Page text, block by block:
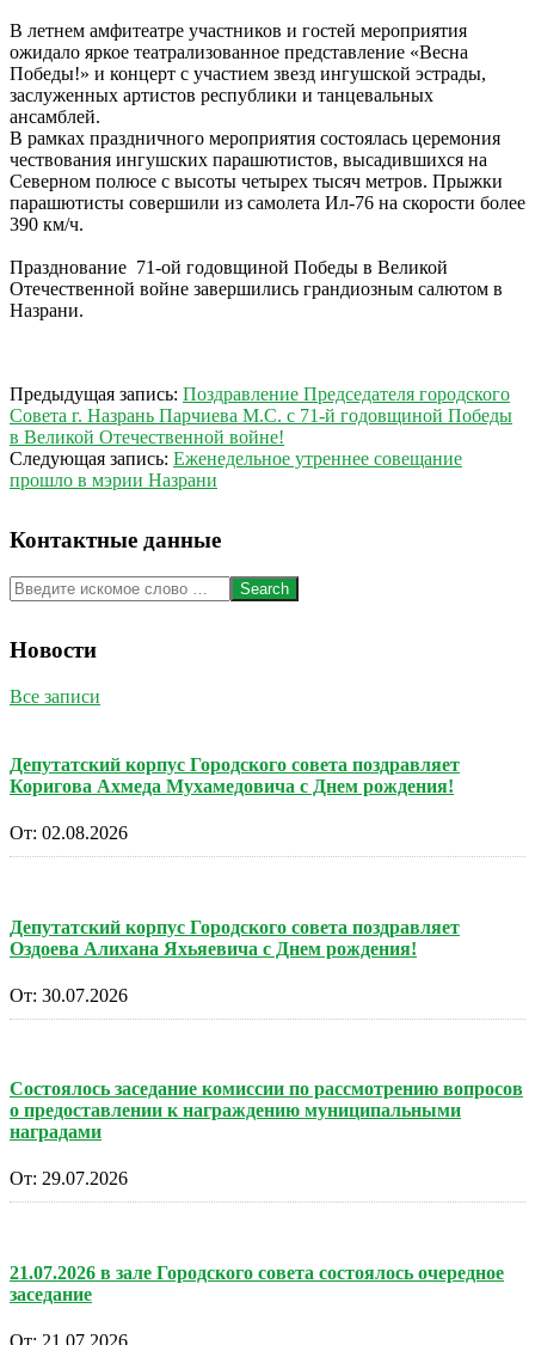
В летнем амфитеатре участников и гостей мероприятия
ожидало яркое театрализованное представление «Весна
Победы!» и концерт с участием звезд ингушской эстрады,
заслуженных артистов республики и танцевальных
ансамблей.
В рамках праздничного мероприятия состоялась церемония
чествования ингушских парашютистов, высадившихся на
Северном полюсе с высоты четырех тысяч метров. Прыжки
парашютисты совершили из самолета Ил-76 на скорости более
390 км/ч.
Празднование 71-ой годовщиной Победы в Великой
Отечественной войне завершились грандиозным салютом в
Назрани.
2016-
05-
09
Предыдущая запись: Поздравление Председателя городского
Совета г. Назрань Парчиева М.С. с 71-й годовщиной Победы
в Великой Отечественной войне!
Следующая запись: Еженедельное утреннее совещание
прошло в мэрии Назрани
Контактные данные
Search
Новости
Все записи
Депутатский корпус Городского совета поздравляет
Коригова Ахмеда Мухамедовича с Днем рождения!
От: 02.08.2026
Депутатский корпус Городского совета поздравляет
Оздоева Алихана Яхьяевича с Днем рождения!
От: 30.07.2026
Состоялось заседание комиссии по рассмотрению вопросов
о предоставлении к награждению муниципальными
наградами
От: 29.07.2026
21.07.2026 в зале Городского совета состоялось очередное
заседание
От: 21.07.2026